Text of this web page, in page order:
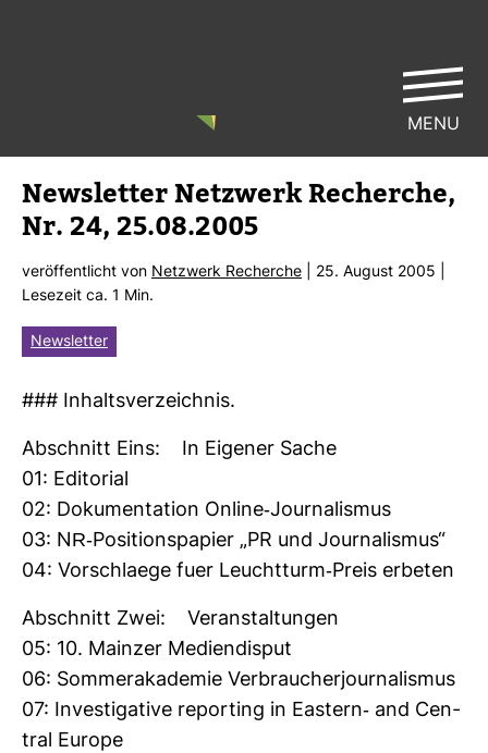
News­letter Netz­werk Recherche,
Nr. 24, 25.08.2005
ver­öf­fent­licht von Netz­werk Recherche | 25. August 2005 |
Lese­zeit ca. 1 Min.
Newsletter
### Inhalts­ver­zeichnis.
Abschnitt Eins: In Eigener Sache
01: Edi­to­rial
02: Doku­men­ta­tion Online-​Jour­na­lismus
03: NR-​Posi­ti­ons­pa­pier „PR und Jour­na­lismus“
04: Vor­schlaege fuer Leucht­turm-​Preis erbeten
Abschnitt Zwei: Ver­an­stal­tungen
05: 10. Mainzer Medi­en­disput
06: Som­mer­aka­demie Ver­brau­cher­jour­na­lismus
07: Inves­ti­ga­tive repor­ting in Eas­tern-​ and Cen­
tral Europe
MENU